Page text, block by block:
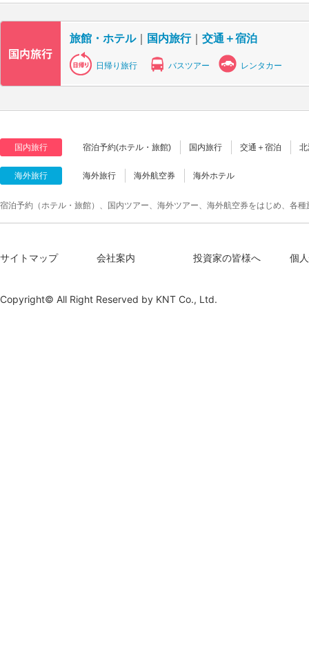
旅館・ホテル｜ 国内旅行｜ 交通＋宿泊
日帰り旅行 バスツアー レンタカー
国内旅行 宿泊予約(ホテル・旅館) 国内旅行 交通＋宿泊
海外旅行 海外旅行 海外航空券 海外ホテル
宿泊予約（ホテル・旅館）、国内ツアー、海外ツアー、海外航空券をはじめ、各
サイトマップ 会社案内 投資家の皆様へ 個
Copyright© All Right Reserved by KNT Co., Ltd.